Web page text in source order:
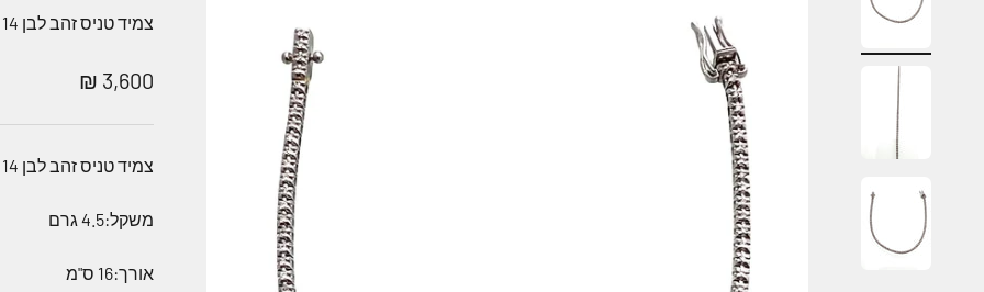
צמיד טניס זהב לבן 14 קארט משובץ יהלומים
מחיר מבצע
3,600 ₪
צמיד טניס זהב לבן 14 קארט משובץ יהלומים
משקל:4.5 גרם
אורך:16 ס"מ